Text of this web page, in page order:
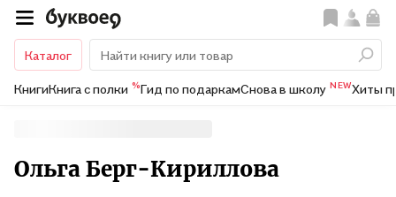
Каталог
КнигиКнига с полки %Гид по подаркамСнова в школу NEWХиты
Ольга Берг-Кириллова